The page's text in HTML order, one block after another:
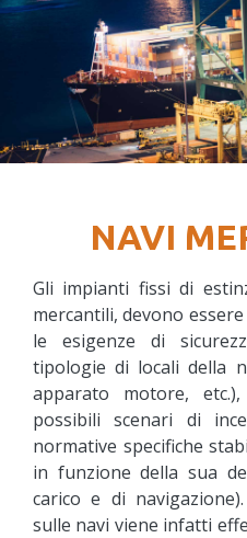
NAVI
Gli impianti fissi di
mercantili, devono
le esigenze di
tipologie di locali della
apparato motore,
possibili scenari di
normative specifiche
in funzione della sua
carico e di
sulle navi viene infatti